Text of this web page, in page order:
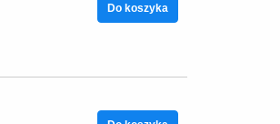
Do koszyka